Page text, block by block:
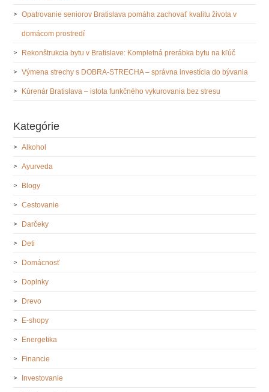
Opatrovanie seniorov Bratislava pomáha zachovať kvalitu života v
domácom prostredí
Rekonštrukcia bytu v Bratislave: Kompletná prerábka bytu na kľúč
Výmena strechy s DOBRA-STRECHA – správna investícia do bývania
Kúrenár Bratislava – istota funkčného vykurovania bez stresu
Kategórie
Alkohol
Ayurveda
Blogy
Cestovanie
Darčeky
Deti
Domácnosť
Doplnky
Drevo
E-shopy
Energetika
Financie
Investovanie